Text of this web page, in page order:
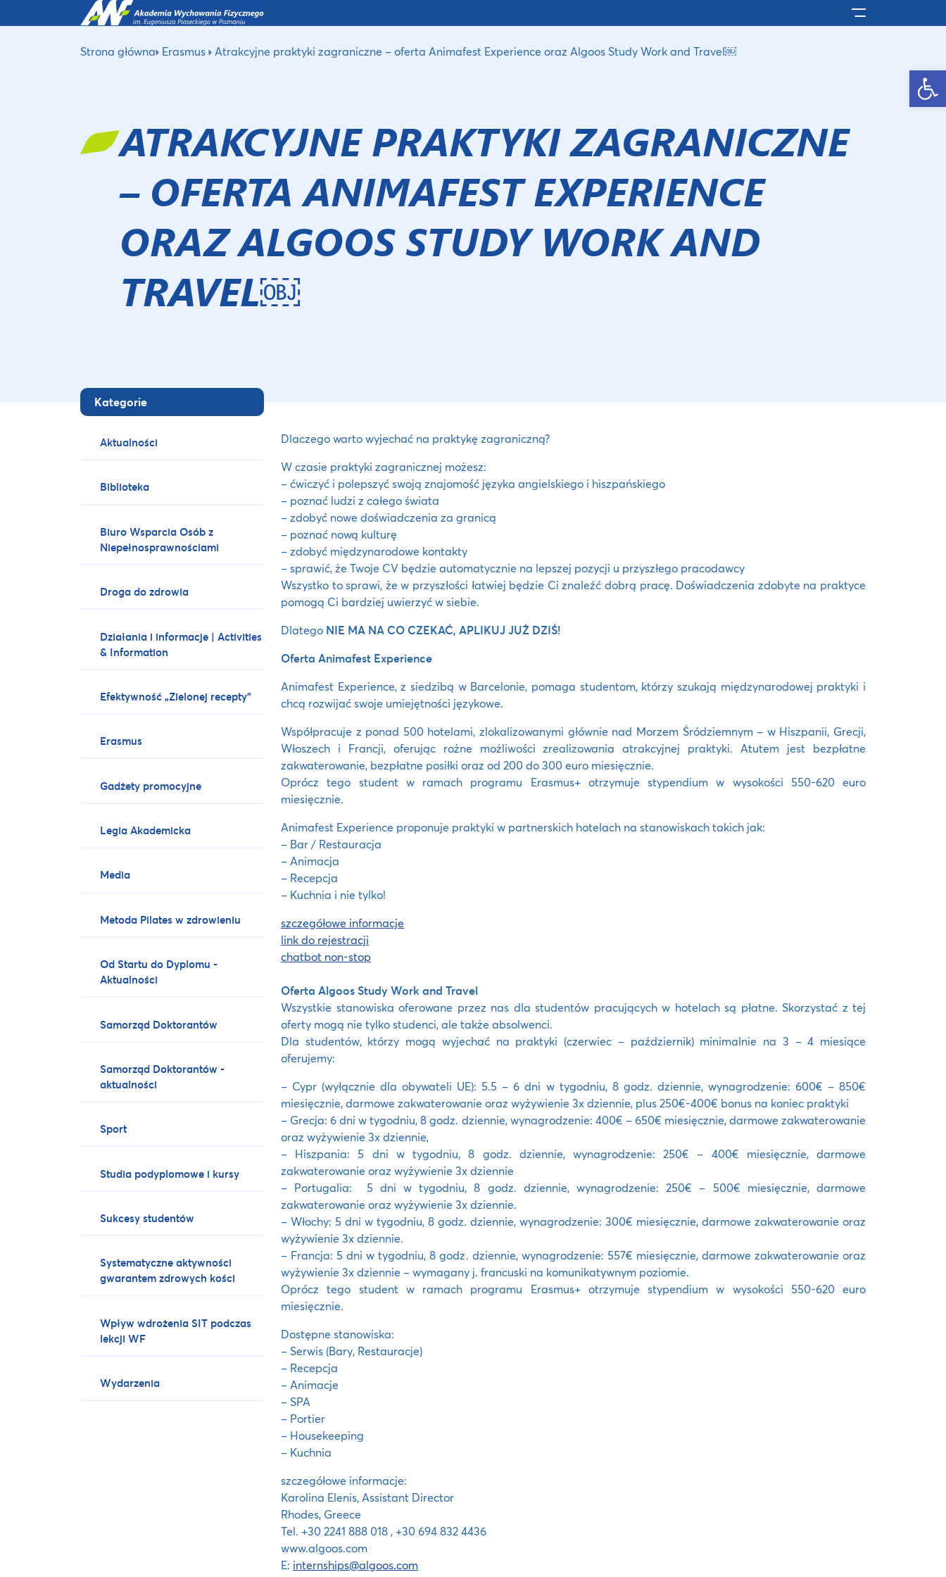
Otwórz pasek narzędzi
Pokaż/ukryj
Strona główna Erasmus Atrakcyjne praktyki zagraniczne – oferta Animafest Experience oraz Algoos Study Work and Travel￼
ATRAKCYJNE PRAKTYKI ZAGRANICZNE
– OFERTA ANIMAFEST EXPERIENCE
ORAZ ALGOOS STUDY WORK AND
TRAVEL￼
Kategorie
Aktualności
Biblioteka
Biuro Wsparcia Osób z
Niepełnosprawnościami
Droga do zdrowia
Działania i informacje | Activities
& Information
Efektywność „Zielonej recepty”
Erasmus
Gadżety promocyjne
Legia Akademicka
Media
Metoda Pilates w zdrowieniu
Od Startu do Dyplomu -
Aktualności
Samorząd Doktorantów
Samorząd Doktorantów -
aktualności
Sport
Studia podyplomowe i kursy
Sukcesy studentów
Systematyczne aktywności
gwarantem zdrowych kości
Wpływ wdrożenia SIT podczas
lekcji WF
Wydarzenia
Dlaczego warto wyjechać na praktykę zagraniczną?
W czasie praktyki zagranicznej możesz:
– ćwiczyć i polepszyć swoją znajomość języka angielskiego i hiszpańskiego
– poznać ludzi z całego świata
– zdobyć nowe doświadczenia za granicą
– poznać nową kulturę
– zdobyć międzynarodowe kontakty
– sprawić, że Twoje CV będzie automatycznie na lepszej pozycji u przyszłego pracodawcy
Wszystko to sprawi, że w przyszłości łatwiej będzie Ci znaleźć dobrą pracę. Doświadczenia zdobyte na praktyce
pomogą Ci bardziej uwierzyć w siebie.
Dlatego NIE MA NA CO CZEKAĆ, APLIKUJ JUŻ DZIŚ!
Oferta Animafest Experience
Animafest Experience, z siedzibą w Barcelonie, pomaga studentom, którzy szukają międzynarodowej praktyki i
chcą rozwijać swoje umiejętności językowe.
Współpracuje z ponad 500 hotelami, zlokalizowanymi głównie nad Morzem Śródziemnym – w Hiszpanii, Grecji,
Włoszech i Francji, oferując rożne możliwości zrealizowania atrakcyjnej praktyki. Atutem jest bezpłatne
zakwaterowanie, bezpłatne posiłki oraz od 200 do 300 euro miesięcznie.
Oprócz tego student w ramach programu Erasmus+ otrzymuje stypendium w wysokości 550-620 euro
miesięcznie.
Animafest Experience proponuje praktyki w partnerskich hotelach na stanowiskach takich jak:
– Bar / Restauracja
– Animacja
– Recepcja
– Kuchnia i nie tylko!
szczegółowe informacje
link do rejestracji
chatbot non-stop
Oferta Algoos Study Work and Travel
Wszystkie stanowiska oferowane przez nas dla studentów pracujących w hotelach są płatne. Skorzystać z tej
oferty mogą nie tylko studenci, ale także absolwenci.
Dla studentów, którzy mogą wyjechać na praktyki (czerwiec – październik) minimalnie na 3 – 4 miesiące
oferujemy:
– Cypr (wyłącznie dla obywateli UE): 5.5 – 6 dni w tygodniu, 8 godz. dziennie, wynagrodzenie: 600€ – 850€
miesięcznie, darmowe zakwaterowanie oraz wyżywienie 3x dziennie, plus 250€-400€ bonus na koniec praktyki
– Grecja: 6 dni w tygodniu, 8 godz. dziennie, wynagrodzenie: 400€ – 650€ miesięcznie, darmowe zakwaterowanie
oraz wyżywienie 3x dziennie,
– Hiszpania: 5 dni w tygodniu, 8 godz. dziennie, wynagrodzenie: 250€ – 400€ miesięcznie, darmowe
zakwaterowanie oraz wyżywienie 3x dziennie
– Portugalia: 5 dni w tygodniu, 8 godz. dziennie, wynagrodzenie: 250€ – 500€ miesięcznie, darmowe
zakwaterowanie oraz wyżywienie 3x dziennie.
– Włochy: 5 dni w tygodniu, 8 godz. dziennie, wynagrodzenie: 300€ miesięcznie, darmowe zakwaterowanie oraz
wyżywienie 3x dziennie.
– Francja: 5 dni w tygodniu, 8 godz. dziennie, wynagrodzenie: 557€ miesięcznie, darmowe zakwaterowanie oraz
wyżywienie 3x dziennie – wymagany j. francuski na komunikatywnym poziomie.
Oprócz tego student w ramach programu Erasmus+ otrzymuje stypendium w wysokości 550-620 euro
miesięcznie.
Dostępne stanowiska:
– Serwis (Bary, Restauracje)
– Recepcja
– Animacje
– SPA
– Portier
– Housekeeping
– Kuchnia
szczegółowe informacje:
Karolina Elenis, Assistant Director
Rhodes, Greece
Tel. +30 2241 888 018 , +30 694 832 4436
www.algoos.com
E: internships@algoos.com